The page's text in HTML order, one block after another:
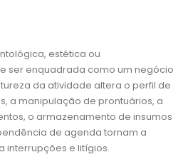
estética ou
ser enquadrada como um negócio
da atividade altera o perfil de
a manipulação de prontuários, a
o armazenamento de insumos
de agenda tornam a
interrupções e litígios.